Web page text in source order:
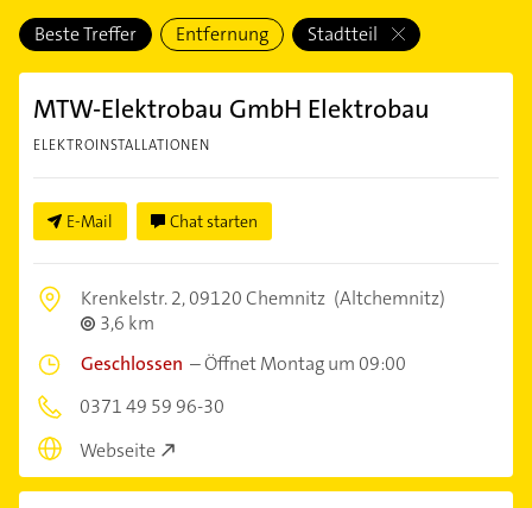
Beste Treffer Entfernung Stadtteil
MTW-Elektrobau GmbH Elektrobau
ELEKTROINSTALLATIONEN
E-Mail Chat starten
Krenkelstr. 2,09120 Chemnitz (Altchemnitz)
3,6 km
Geschlossen –Öffnet Montag um 09:00
0371 49 59 96-30
Webseite